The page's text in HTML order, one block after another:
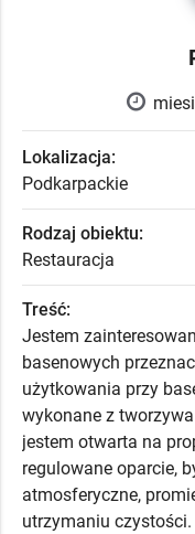
Lokalizacja:
Podkarpackie
Rodzaj obiektu:
Restauracja
Treść:
Jestem
basenowych
użytkowania przy
wykonane z
jestem otwarta na
regulowane oparcie,
atmosferyczne,
utrzymaniu czystości.